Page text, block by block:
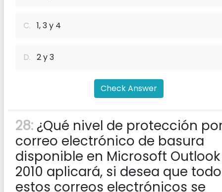
C. 1, 3 y 4
D. 2 y 3
Check Answer
28: ¿Qué nivel de protección
correo electrónico de basura
disponible en Microsoft Outlook
2010 aplicará, si desea que
estos correos electrónicos se